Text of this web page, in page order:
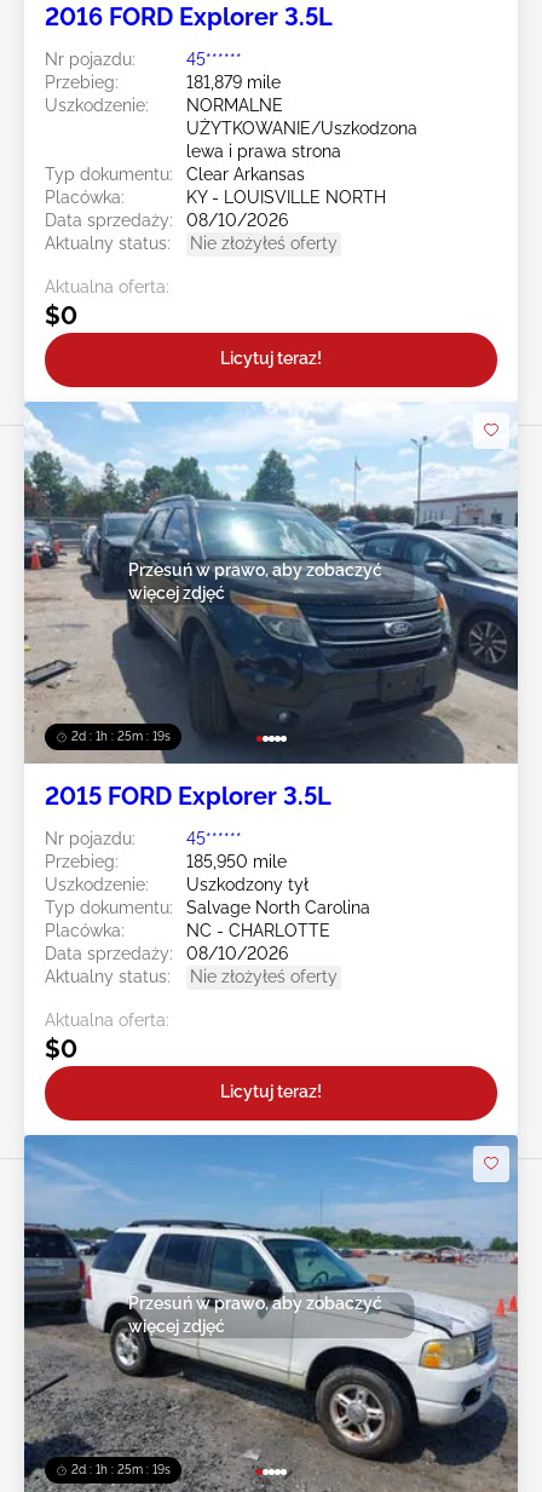
2016 FORD Explorer 3.5L
Nr pojazdu:
45******
Przebieg:
181,879 mile
Uszkodzenie:
NORMALNE
UŻYTKOWANIE/Uszkodzona
lewa i prawa strona
Typ dokumentu:
Clear Arkansas
Placówka:
KY - LOUISVILLE NORTH
Data sprzedaży:
08/10/2026
Aktualny status:
Nie złożyłeś oferty
Aktualna oferta:
$0
Licytuj teraz!
2d : 1h : 25m : 16s
Przesuń w prawo, aby zobaczyć
więcej zdjęć
2015 FORD Explorer 3.5L
Nr pojazdu:
45******
Przebieg:
185,950 mile
Uszkodzenie:
Uszkodzony tył
Typ dokumentu:
Salvage North Carolina
Placówka:
NC - CHARLOTTE
Data sprzedaży:
08/10/2026
Aktualny status:
Nie złożyłeś oferty
Aktualna oferta:
$0
Licytuj teraz!
2d : 1h : 25m : 16s
Przesuń w prawo, aby zobaczyć
więcej zdjęć